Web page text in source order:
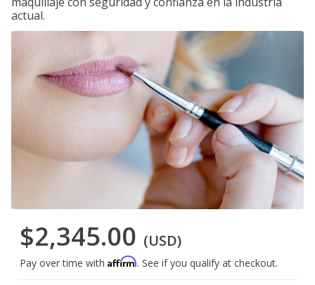
actual.
$2,345.00 (USD)
Pay over time with Affirm. See if you qualify at checkout.